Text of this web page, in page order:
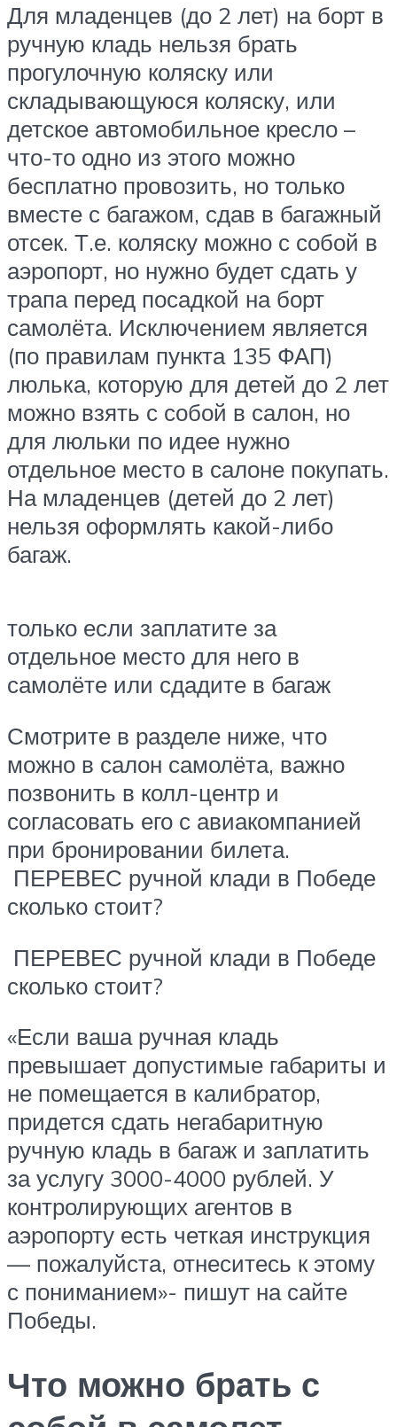
Для младенцев (до 2 лет) на борт в
ручную кладь нельзя брать
прогулочную коляску или
складывающуюся коляску, или
детское автомобильное кресло –
что-то одно из этого можно
бесплатно провозить, но только
вместе с багажом, сдав в багажный
отсек. Т.е. коляску можно с собой в
аэропорт, но нужно будет сдать у
трапа перед посадкой на борт
самолёта. Исключением является
(по правилам пункта 135 ФАП)
люлька, которую для детей до 2 лет
можно взять с собой в салон, но
для люльки по идее нужно
отдельное место в салоне покупать.
На младенцев (детей до 2 лет)
нельзя оформлять какой-либо
багаж.
только если заплатите за
отдельное место для него в
самолёте или сдадите в багаж
Смотрите в разделе ниже, что
можно в салон самолёта, важно
позвонить в колл-центр и
согласовать его с авиакомпанией
при бронировании билета.
ПЕРЕВЕС ручной клади в Победе
сколько стоит?
ПЕРЕВЕС ручной клади в Победе
сколько стоит?
«Если ваша ручная кладь
превышает допустимые габариты и
не помещается в калибратор,
придется сдать негабаритную
ручную кладь в багаж и заплатить
за услугу 3000-4000 рублей. У
контролирующих агентов в
аэропорту есть четкая инструкция
— пожалуйста, отнеситесь к этому
с пониманием»- пишут на сайте
Победы.
Что можно брать с